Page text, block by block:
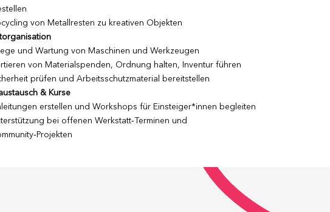
von Metallresten zu kreativen Objekten
und Wartung von Maschinen und Werkzeugen
von Materialspenden, Ordnung halten, Inventur führen
prüfen und Arbeitsschutzmaterial bereitstellen
& Kurse
erstellen und Workshops für Einsteiger*innen begleiten
bei offenen Werkstatt‑Terminen und